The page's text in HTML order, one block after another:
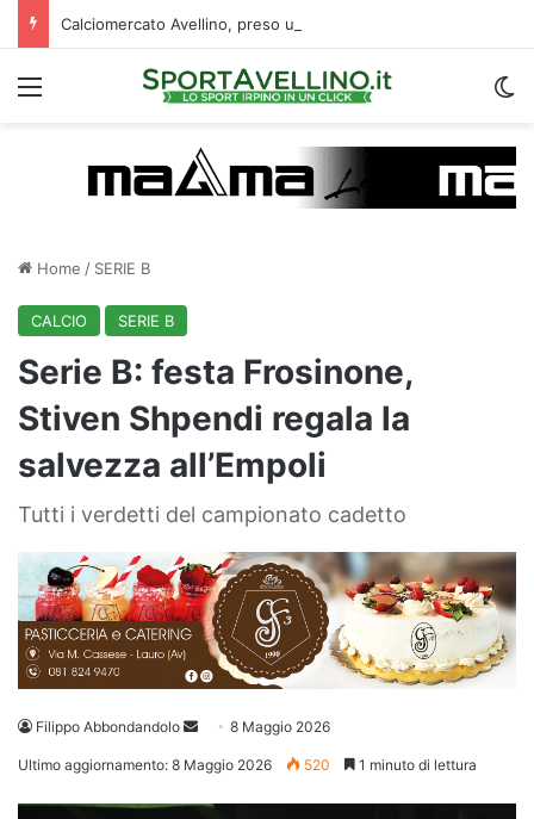
Menu
Home / SERIE B
CALCIO SERIE B
Serie B: festa Frosinone,
Stiven Shpendi regala la
salvezza all’Empoli
Tutti i verdetti del campionato cadetto
Filippo Abbondandolo
Invia 8 Maggio 2026
Ultimo aggiornamento: 8 Maggio 2026 520 1 minuto di lettura